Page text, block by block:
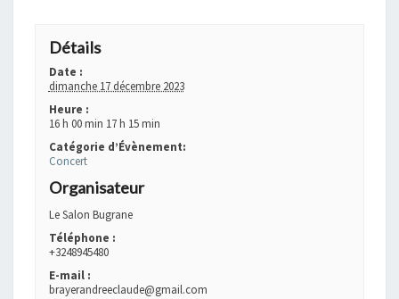
Détails
Date :
dimanche 17 décembre 2023
Heure :
16 h 00 min 17 h 15 min
Catégorie d’Évènement:
Concert
Organisateur
Le Salon Bugrane
Téléphone :
+3248945480
E-mail :
brayerandreeclaude@gmail.com